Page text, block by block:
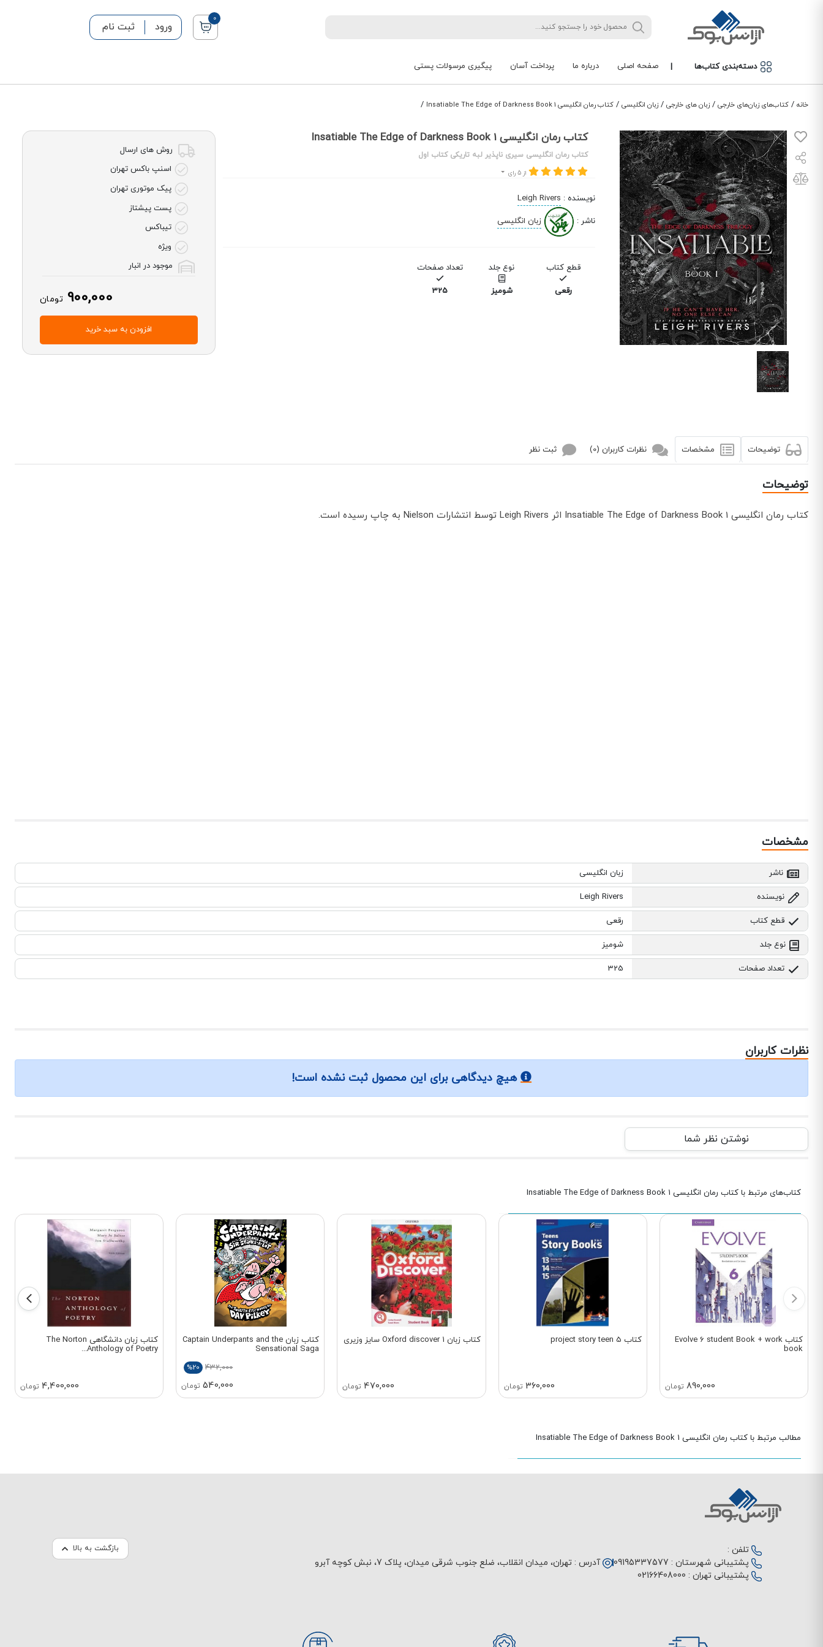
0
ورود ثبت نام
دسته‌بندی کتاب‌ها | صفحه اصلی درباره ما پرداخت آسان پیگیری مرسولات پستی
خانه / کتاب‌های زبان‌های خارجی / زبان های خارجی / زبان انگلیسی / کتاب رمان انگلیسی Insatiable The Edge of Darkness Book 1 /
کتاب رمان انگلیسی Insatiable The Edge of Darkness Book 1
کتاب رمان انگلیسی سیری ناپذیر لبه تاریکی کتاب اول
از 5 رای
نویسنده :
Leigh Rivers
ناشر : زبان انگلیسی
قطع کتاب
رقعی
نوع جلد
شومیز
تعداد صفحات
325
روش های ارسال
اسنپ باکس تهران
پیک موتوری تهران
پست پیشتاز
تیباکس
ویژه
موجود در انبار
900,000 تومان
افزودن به سبد خرید
توضیحات مشخصات نظرات کاربران (0) ثبت نظر
توضیحات
کتاب رمان انگلیسی Insatiable The Edge of Darkness Book 1 اثر Leigh Rivers توسط انتشارات Nielson به چاپ رسیده است.
مشخصات
ناشر زبان انگلیسی
نویسنده Leigh Rivers
قطع کتاب رقعی
نوع جلد شومیز
تعداد صفحات 325
نظرات کاربران
هیچ دیدگاهی برای این محصول ثبت نشده است!
نوشتن نظر شما
کتاب‌های مرتبط با کتاب رمان انگلیسی Insatiable The Edge of Darkness Book 1
کتاب Evolve 6 student Book + work
book
890,000 تومان
کتاب project story teen 5
360,000 تومان
کتاب زبان Oxford discover 1 سایز وزیری
470,000 تومان
کتاب زبان Captain Underpants and the
Sensational Saga
432,000
%20
540,000 تومان
کتاب زبان دانشگاهی The Norton
Anthology of Poetry...
4,400,000 تومان
مطالب مرتبط با کتاب رمان انگلیسی Insatiable The Edge of Darkness Book 1
بازگشت به بالا
تلفن :
پشتیبانی شهرستان : 09195337577
پشتیبانی تهران : 02166408000
آدرس : تهران، میدان انقلاب، ضلع جنوب شرقی میدان، پلاک 7، نبش کوچه آبرو